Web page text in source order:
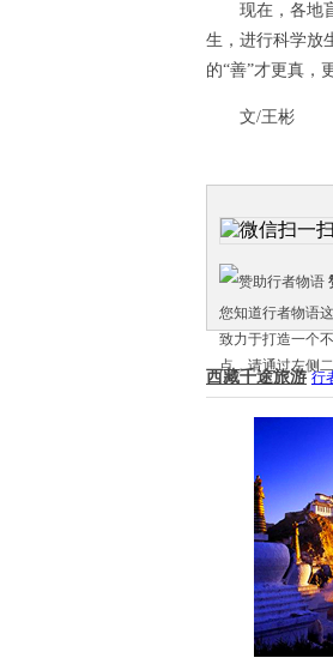
现在，各地盲
生，进行科学放
的“善”才更真，
文/王彬
您知道行者物语
致力于打造一个
点，请通过左侧
西藏千途旅游 行